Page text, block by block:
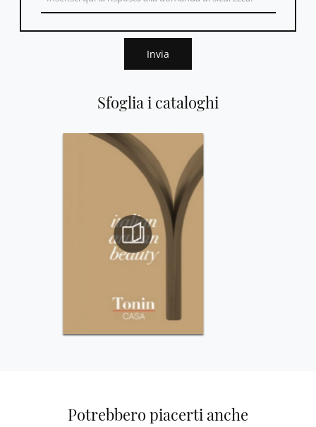
Sfoglia i cataloghi
Invia
Potrebbero piacerti anche